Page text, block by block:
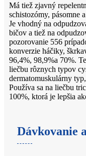
Má tiež zjavný
schistozómy, pásomne
Je vhodný na
bičov a tiež na
pozorovanie 556
konverzie háčiky,
96,4%, 98,9%a 70%.
liečbu rôznych typov
dermatomuskulárny
Používa sa na liečbu
100%, ktorá je lepšia
Dávkovanie